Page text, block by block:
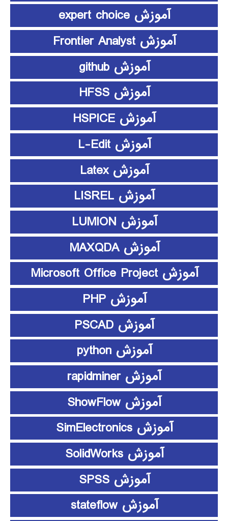
آموزش expert choice
آموزش Frontier Analyst
آموزش github
آموزش HFSS
آموزش HSPICE
آموزش L-Edit
آموزش Latex
آموزش LISREL
آموزش LUMION
آموزش MAXQDA
آموزش Microsoft Office Project
آموزش PHP
آموزش PSCAD
آموزش python
آموزش rapidminer
آموزش ShowFlow
آموزش SimElectronics
آموزش SolidWorks
آموزش SPSS
آموزش stateflow